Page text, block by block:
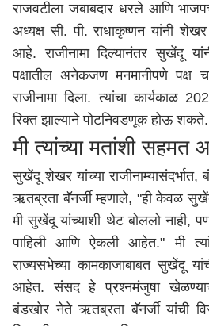
राजवटीला जबाबदार धरले आणि
अध्यक्ष सी. पी. राधाकृष्णन यांनी शेखर
आहे. राजीनामा दिल्यानंतर सुखेंदू
पक्षातील अनेकजण मनमानीपणे पक्ष
राजीनामा दिला. त्यांचा कार्यकाळ
रिक्त झाल्याने पोटनिवडणूक होऊ शकते.
मी त्यांच्या मतांशी सहमत
सुखेंदू शेखर यांच्या
ऋतब्रता बॅनर्जी म्हणाले, "ही केवळ
मी सुखेंदू यांच्याशी थेट बोललो नाही, पण
पाहिली आणि ऐकली आहेत." मी
राज्यसभेच्या कामकाजाबाबत सुखेंदू
आहेत. संसद हे प्रश्नमंजुषा खेळण्याचे
बंडखोर नेते ऋतब्रता बॅनर्जी यांची